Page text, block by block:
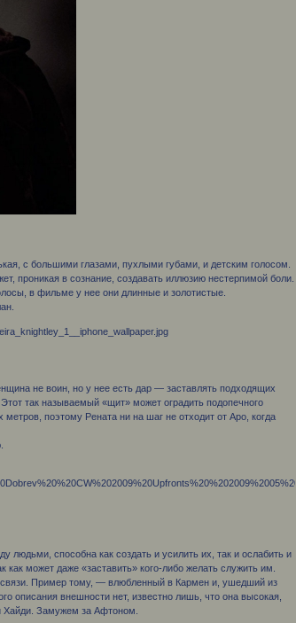
с большими глазами, пухлыми губами, и детским голосом.
проникая в сознание, создавать иллюзию нестерпимой боли.
в фильме у нее они длинные и золотистые.
не воин, но у нее есть дар — заставлять подходящих
так называемый «щит» может оградить подопечного
поэтому Рената ни на шаг не отходит от Аро, когда
людьми, способна как создать и усилить их, так и ослабить и
как может даже «заставить» кого-либо желать служить им.
Пример тому, — влюбленный в Кармен и, ушедший из
описания внешности нет, известно лишь, что она высокая,
Хайди. Замужем за Афтоном.